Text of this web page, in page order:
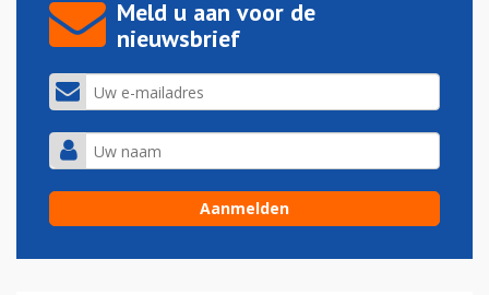
Meld u aan voor de
nieuwsbrief